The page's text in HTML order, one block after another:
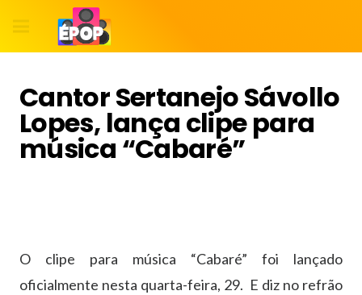
Cantor Sertanejo Sávollo
Lopes, lança clipe para
música “Cabaré”
O clipe para música “Cabaré” foi lançado
oficialmente nesta quarta-feira, 29. E diz no refrão